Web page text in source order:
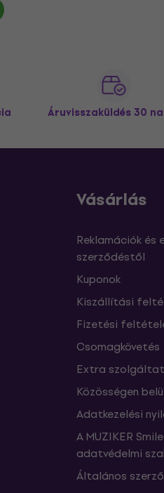
Áruvisszaküldés 30
Vásárlás
Reklamációk és
szerződéstől
Kuponok
Kiszállítási
Fizetési
Csomagkövetés
Extra
Közösségen
Adatkezelési
A MUZIKER
adatvédelmi
Általános